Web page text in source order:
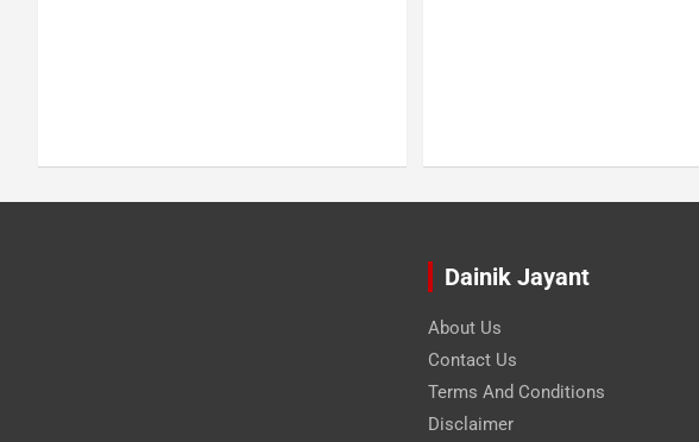
Dainik Jayant
About Us
Contact Us
Terms And Conditions
Disclaimer